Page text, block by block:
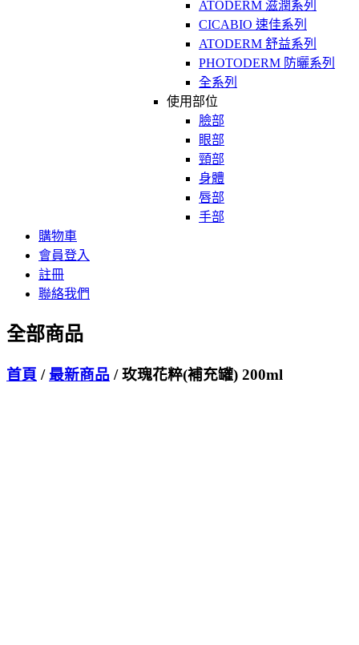
ATODERM 滋潤系列
CICABIO 速佳系列
ATODERM 舒益系列
PHOTODERM 防曬系列
全系列
使用部位
臉部
眼部
頸部
身體
唇部
手部
購物車
會員登入
註冊
聯絡我們
全部商品
首頁 /最新商品 / 玫瑰花粹(補充罐) 200ml